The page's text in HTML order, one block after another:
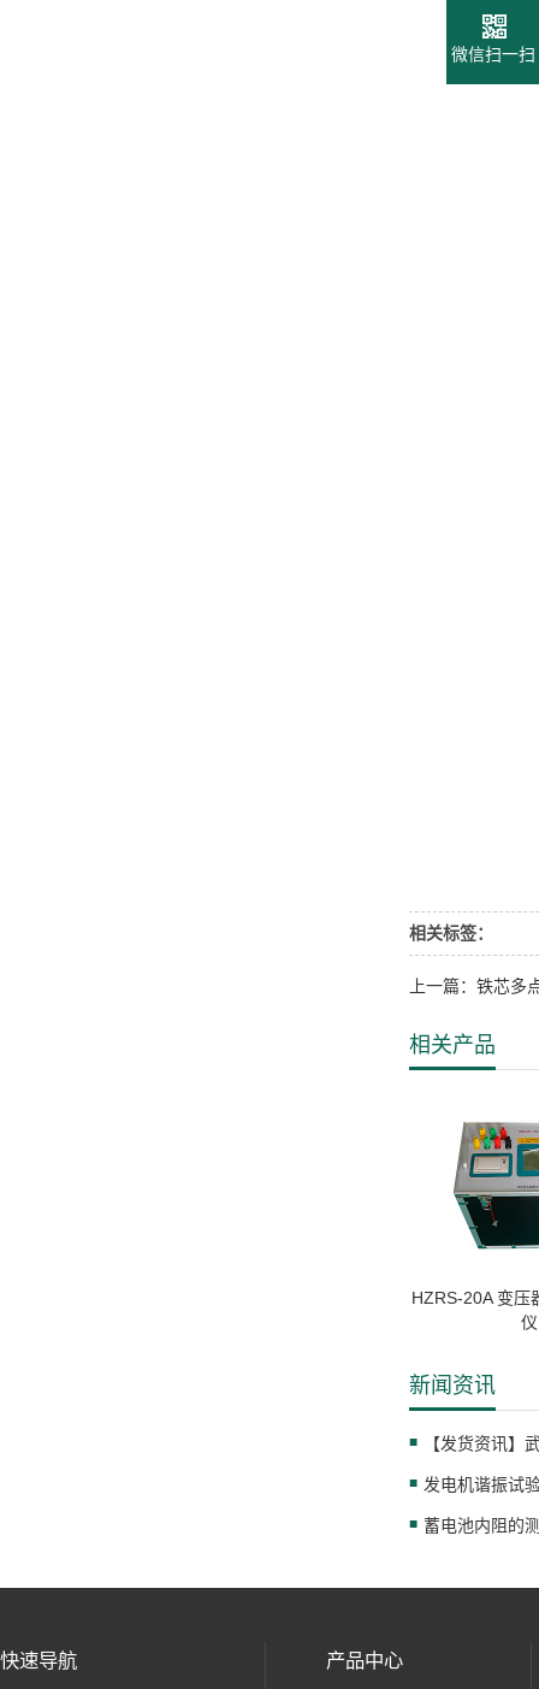
相关标签：
上一篇：铁芯多
相关产品
HZRS-20A 变压
仪
新闻资讯
发电机谐振试
蓄电池内阻的
快速导航 产品中心
微信扫一扫